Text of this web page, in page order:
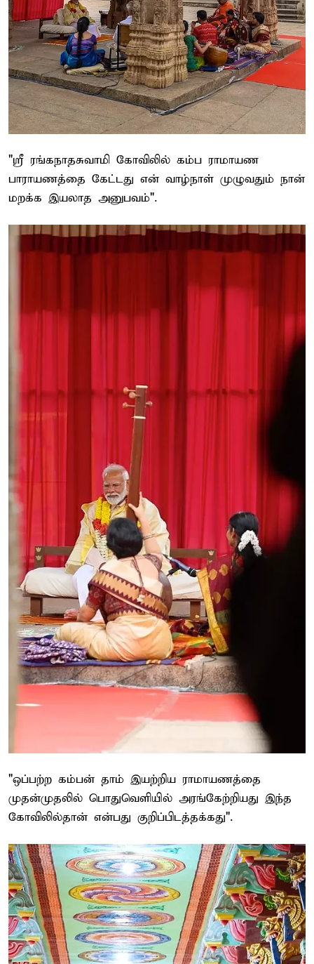
"ஸ்ரீ ரங்கநாதசுவாமி கோவிலில் கம்ப ராமாயண
பாராயணத்தை கேட்டது என் வாழ்நாள் முழுவதும் நான்
மறக்க இயலாத அனுபவம்".
"ஒப்பற்ற கம்பன் தாம் இயற்றிய ராமாயணத்தை
முதன்முதலில் பொதுவெளியில் அரங்கேற்றியது இந்த
கோவிலில்தான் என்பது குறிப்பிடத்தக்கது".